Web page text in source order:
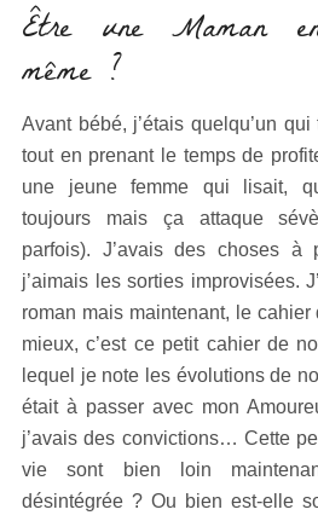
Être une Maman
même ?
Avant bébé, j’étais quelqu’un
tout en prenant le temps de
une jeune femme qui lisait,
toujours mais ça attaque
parfois). J’avais des choses à
j’aimais les sorties improvisées.
roman mais maintenant, le
mieux, c’est ce petit cahier de
lequel je note les évolutions de
était à passer avec mon
j’avais des convictions… Cette
vie sont bien loin
désintégrée ? Ou bien est-elle